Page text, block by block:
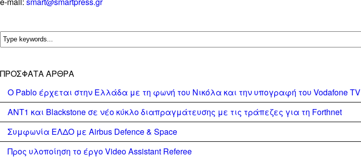
ΠΡΌΣΦΑΤΑ ΆΡΘΡΑ
Ο Pablo έρχεται στην Ελλάδα με τη φωνή του Νικόλα και την υπογραφή του Vodafone TV
ΑΝΤ1 και Blackstone σε νέο κύκλο διαπραγμάτευσης με τις τράπεζες για τη Forthnet
Συμφωνία ΕΛΔΟ με Airbus Defence & Space
Προς υλοποίηση το έργο Video Assistant Referee